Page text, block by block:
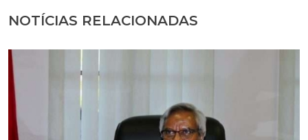
NOTÍCIAS RELACIONADAS